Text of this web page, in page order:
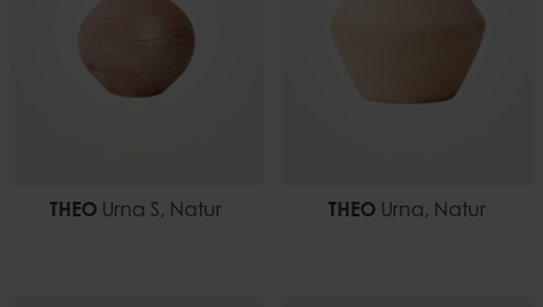
THEO Urna S, Natur THEO Urna, Natur